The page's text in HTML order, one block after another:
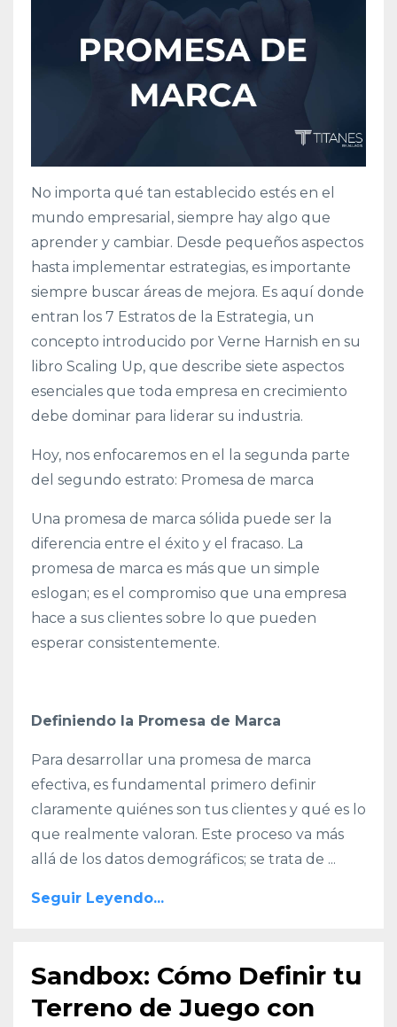
No importa qué tan establecido estés en el
mundo empresarial, siempre hay algo que
aprender y cambiar. Desde pequeños aspectos
hasta implementar estrategias, es importante
siempre buscar áreas de mejora. Es aquí donde
entran los 7 Estratos de la Estrategia, un
concepto introducido por Verne Harnish en su
libro Scaling Up, que describe siete aspectos
esenciales que toda empresa en crecimiento
debe dominar para liderar su industria.
Hoy, nos enfocaremos en el la segunda parte
del segundo estrato: Promesa de marca
Una promesa de marca sólida puede ser la
diferencia entre el éxito y el fracaso. La
promesa de marca es más que un simple
eslogan; es el compromiso que una empresa
hace a sus clientes sobre lo que pueden
esperar consistentemente.
Definiendo la Promesa de Marca
Para desarrollar una promesa de marca
efectiva, es fundamental primero definir
claramente quiénes son tus clientes y qué es lo
que realmente valoran. Este proceso va más
allá de los datos demográficos; se trata de ...
Seguir Leyendo...
Sandbox: Cómo Definir tu
Terreno de Juego con